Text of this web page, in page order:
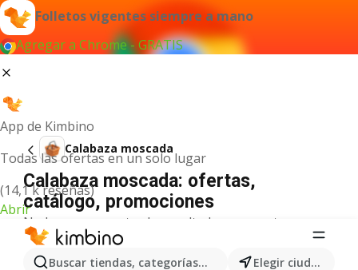
Folletos vigentes siempre a mano
Agregar a Chrome - GRATIS
App de Kimbino
Todas las ofertas en un solo lugar
(14,1 k reseñas)
Abrir
Buscar tiendas, categorías, productos... Elegir ciudad
Calabaza moscada
Calabaza moscada: ofertas,
catálogo, promociones
No hemos encontrado resultados para este
término.
Calabaza moscada en oferta -